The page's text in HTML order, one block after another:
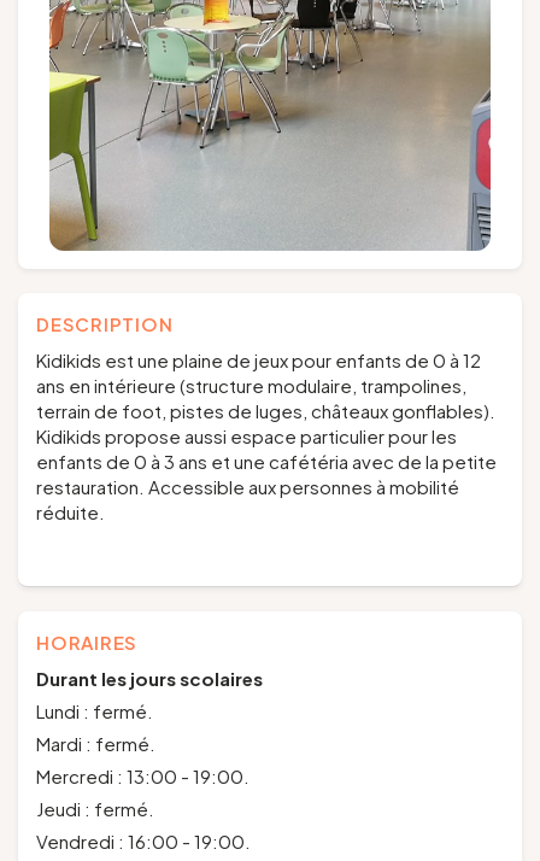
Suivez-nous
FR EN
DESCRIPTION
Kidikids est une plaine de jeux pour enfants de 0 à 12
ans en intérieure (structure modulaire, trampolines,
terrain de foot, pistes de luges, châteaux gonflables).
Kidikids propose aussi espace particulier pour les
enfants de 0 à 3 ans et une cafétéria avec de la petite
restauration. Accessible aux personnes à mobilité
réduite.
HORAIRES
Durant les jours scolaires
Lundi : fermé.
Mardi : fermé.
Mercredi : 13:00 - 19:00.
Jeudi : fermé.
Vendredi : 16:00 - 19:00.